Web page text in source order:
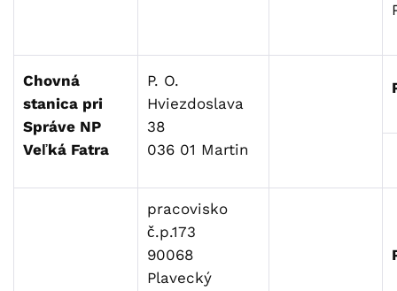
Chovná
stanica pri
Správe NP
Veľká Fatra
P. O.
Hviezdoslava
38
036 01 Martin
pracovisko
č.p.173
90068
Plavecký